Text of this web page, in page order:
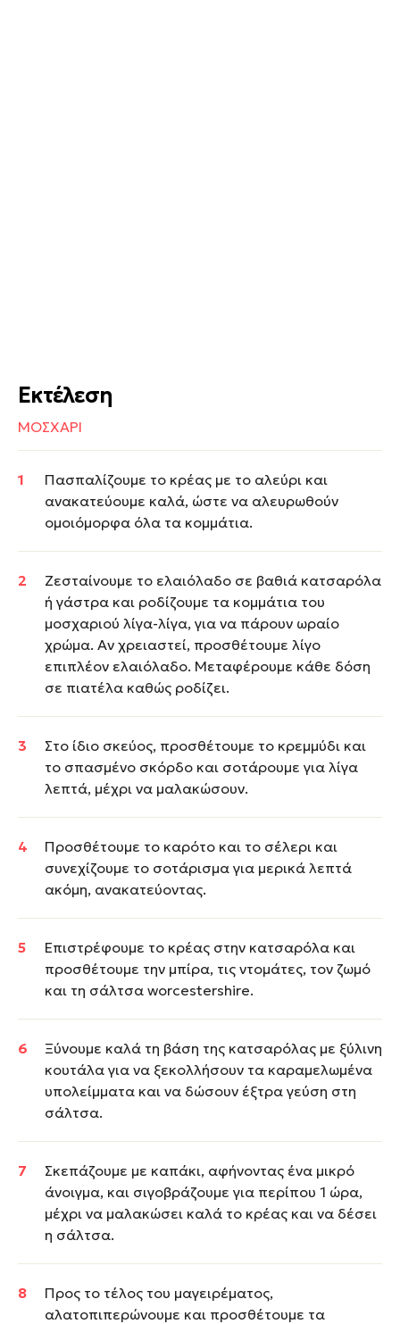
Εκτέλεση
ΜΟΣΧΑΡΙ
Πασπαλίζουμε το κρέας με το αλεύρι και
ανακατεύουμε καλά, ώστε να αλευρωθούν
ομοιόμορφα όλα τα κομμάτια.
Ζεσταίνουμε το ελαιόλαδο σε βαθιά κατσαρόλα
ή γάστρα και ροδίζουμε τα κομμάτια του
μοσχαριού λίγα-λίγα, για να πάρουν ωραίο
χρώμα. Αν χρειαστεί, προσθέτουμε λίγο
επιπλέον ελαιόλαδο. Μεταφέρουμε κάθε δόση
σε πιατέλα καθώς ροδίζει.
Στο ίδιο σκεύος, προσθέτουμε το κρεμμύδι και
το σπασμένο σκόρδο και σοτάρουμε για λίγα
λεπτά, μέχρι να μαλακώσουν.
Προσθέτουμε το καρότο και το σέλερι και
συνεχίζουμε το σοτάρισμα για μερικά λεπτά
ακόμη, ανακατεύοντας.
Επιστρέφουμε το κρέας στην κατσαρόλα και
προσθέτουμε την μπίρα, τις ντομάτες, τον ζωμό
και τη σάλτσα worcestershire.
Ξύνουμε καλά τη βάση της κατσαρόλας με ξύλινη
κουτάλα για να ξεκολλήσουν τα καραμελωμένα
υπολείμματα και να δώσουν έξτρα γεύση στη
σάλτσα.
Σκεπάζουμε με καπάκι, αφήνοντας ένα μικρό
άνοιγμα, και σιγοβράζουμε για περίπου 1 ώρα,
μέχρι να μαλακώσει καλά το κρέας και να δέσει
η σάλτσα.
Προς το τέλος του μαγειρέματος,
αλατοπιπερώνουμε και προσθέτουμε τα